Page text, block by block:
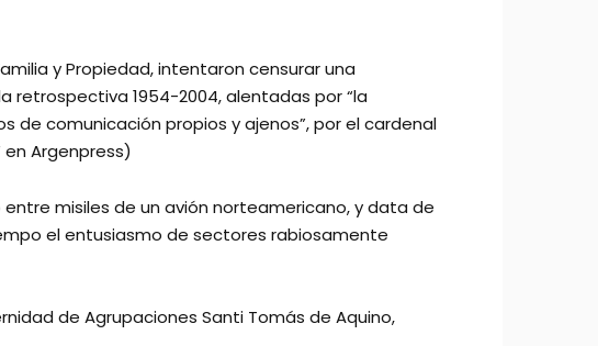
y Propiedad, intentaron censurar una
retrospectiva 1954-2004, alentadas por “la
comunicación propios y ajenos”, por el cardenal
en Argenpress)
misiles de un avión norteamericano, y data de
el entusiasmo de sectores rabiosamente
de Agrupaciones Santi Tomás de Aquino,